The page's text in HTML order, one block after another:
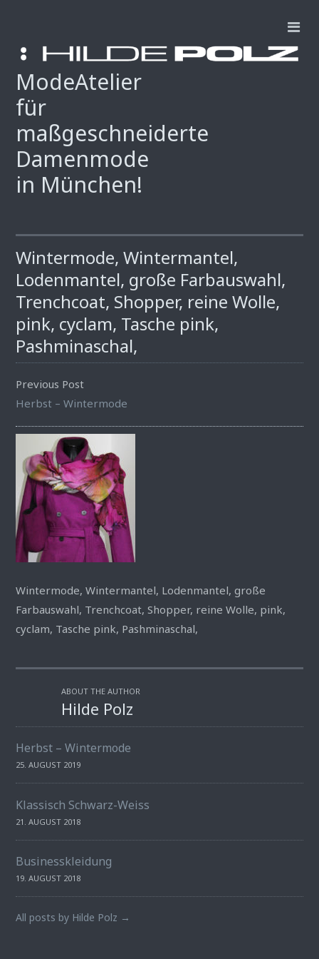
ModeAtelier
für
maßgeschneiderte
Damenmode
in München!
Wintermode, Wintermantel,
Lodenmantel, große Farbauswahl,
Trenchcoat, Shopper, reine Wolle,
pink, cyclam, Tasche pink,
Pashminaschal,
Previous Post
Herbst – Wintermode
Wintermode, Wintermantel, Lodenmantel, große
Farbauswahl, Trenchcoat, Shopper, reine Wolle, pink,
cyclam, Tasche pink, Pashminaschal,
ABOUT THE AUTHOR
Hilde Polz
Herbst – Wintermode
25. AUGUST 2019
Klassisch Schwarz-Weiss
21. AUGUST 2018
Businesskleidung
19. AUGUST 2018
All posts by Hilde Polz →